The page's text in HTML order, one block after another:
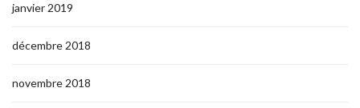
janvier 2019
décembre 2018
novembre 2018